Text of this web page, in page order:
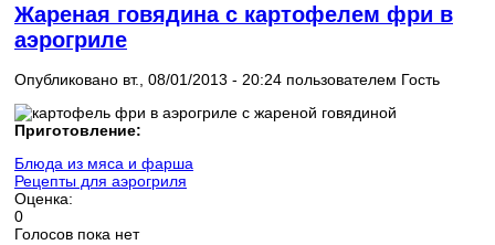
Жареная говядина с картофелем фри в
аэрогриле
Опубликовано вт., 08/01/2013 - 20:24 пользователем Гость
Приготовление:
Блюда из мяса и фарша
Рецепты для аэрогриля
Оценка:
0
Голосов пока нет